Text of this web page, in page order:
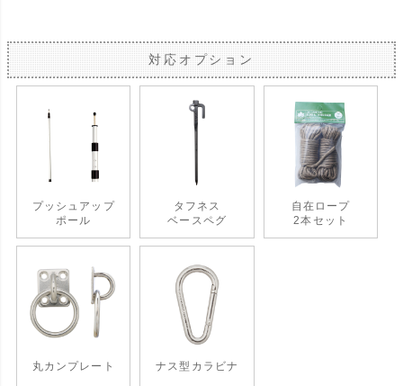
対応オプション
プッシュアップ
ポール
タフネス
ベースペグ
自在ロープ
2本セット
丸カンプレート ナス型カラビナ